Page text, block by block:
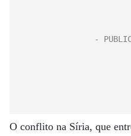
O conflito na Síria, que